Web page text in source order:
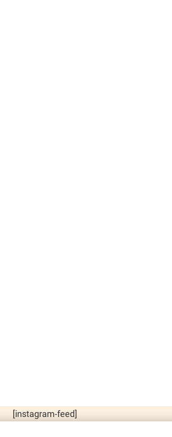
[instagram-feed]